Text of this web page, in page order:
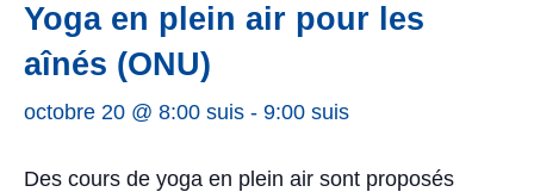
Yoga en plein air pour les
aînés (ONU)
octobre 20 @ 8:00 suis - 9:00 suis
Des cours de yoga en plein air sont proposés